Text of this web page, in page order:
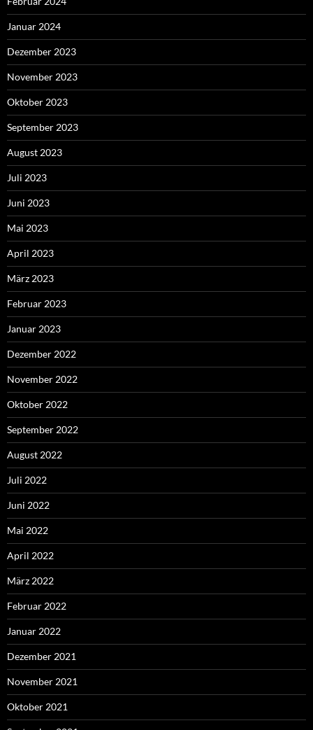
Januar 2024
Dezember 2023
November 2023
Oktober 2023
September 2023
August 2023
Juli 2023
Juni 2023
Mai 2023
April 2023
März 2023
Februar 2023
Januar 2023
Dezember 2022
November 2022
Oktober 2022
September 2022
August 2022
Juli 2022
Juni 2022
Mai 2022
April 2022
März 2022
Februar 2022
Januar 2022
Dezember 2021
November 2021
Oktober 2021